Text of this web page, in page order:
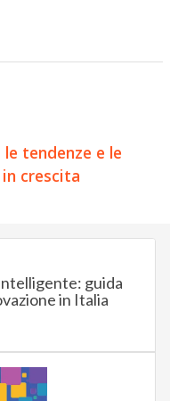
le tendenze e le
crescita
guida
in Italia